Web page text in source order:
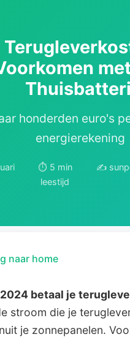
honderden euro's
energierekening
⏱️ 5 min
leestijd
✍️
naar home
betaal je
stroom die je
je zonnepanelen.